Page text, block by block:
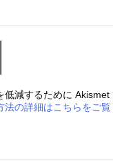
低減するために Akismet
法の詳細はこちらをご